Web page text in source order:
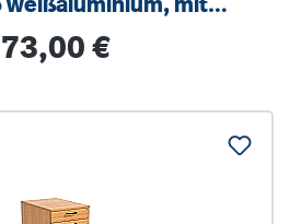
weißaluminium, mit
Regulärer Preis:
73,00 €